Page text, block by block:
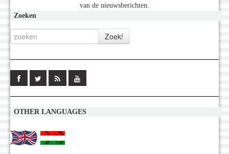
van de nieuwsberichten.
Zoeken
OTHER LANGUAGES